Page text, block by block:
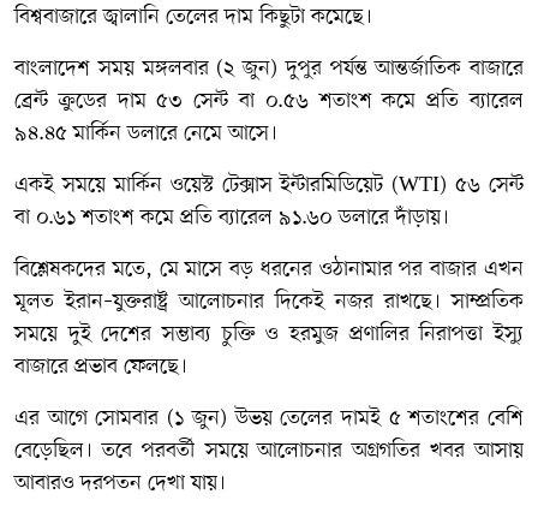
বিশ্ববাজারে জ্বালানি তেলের দাম কিছুটা কমেছে।
বাংলাদেশ সময় মঙ্গলবার (২ জুন) দুপুর পর্যন্ত আন্তর্জাতিক বাজারে
ব্রেন্ট ক্রুডের দাম ৫৩ সেন্ট বা ০.৫৬ শতাংশ কমে প্রতি ব্যারেল
৯৪.৪৫ মার্কিন ডলারে নেমে আসে।
একই সময়ে মার্কিন ওয়েস্ট টেক্সাস ইন্টারমিডিয়েট (WTI) ৫৬ সেন্ট
বা ০.৬১ শতাংশ কমে প্রতি ব্যারেল ৯১.৬০ ডলারে দাঁড়ায়।
বিশ্লেষকদের মতে, মে মাসে বড় ধরনের ওঠানামার পর বাজার এখন
মূলত ইরান–যুক্তরাষ্ট্র আলোচনার দিকেই নজর রাখছে। সাম্প্রতিক
সময়ে দুই দেশের সম্ভাব্য চুক্তি ও হরমুজ প্রণালির নিরাপত্তা ইস্যু
বাজারে প্রভাব ফেলছে।
এর আগে সোমবার (১ জুন) উভয় তেলের দামই ৫ শতাংশের বেশি
বেড়েছিল। তবে পরবর্তী সময়ে আলোচনার অগ্রগতির খবর আসায়
আবারও দরপতন দেখা যায়।